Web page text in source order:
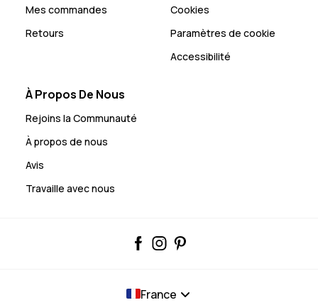
Mes commandes
Retours
Cookies
Paramètres de cookie
Accessibilité
À Propos De Nous
Rejoins la Communauté
À propos de nous
Avis
Travaille avec nous
France